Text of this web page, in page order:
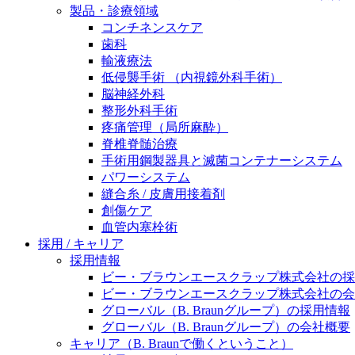
ニューススペース
製品・診療領域
コンチネンスケア
歯科
輸液療法
低侵襲手術 （内視鏡外科手術）
脳神経外科
整形外科手術
疼痛管理（局所麻酔）
脊椎脊髄治療
手術用鋼製器具と滅菌コンテナーシステム
パワーシステム
縫合糸 / 皮膚用接着剤
創傷ケア
血管内塞栓術
採用 / キャリア
採用情報
ビー・ブラウンエースクラップ株式会社の
ビー・ブラウンエースクラップ株式会社の
グローバル（B. Braunグループ）の採用情報
グローバル（B. Braunグループ）の会社概要
キャリア（B. Braunで働くということ）